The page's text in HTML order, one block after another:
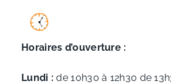
Horaires d’ouverture :
Lundi : de 10h30 à 12h30 de